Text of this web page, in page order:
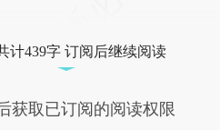
计439字 订阅后继续阅读
获取已订阅的阅读权限